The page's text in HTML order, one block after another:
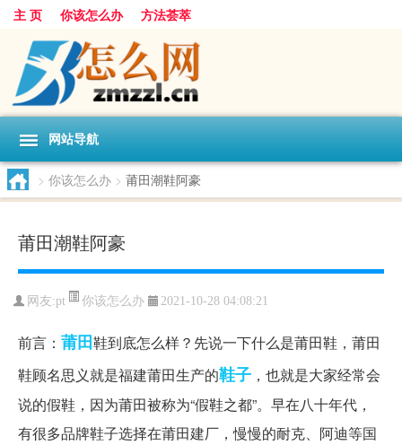
主 页 你该怎么办 方法荟萃
网站导航
> 你该怎么办 > 莆田潮鞋阿豪
莆田潮鞋阿豪
网友:pt 你该怎么办 2021-10-28 04:08:21
前言： 莆田鞋到底怎么样？先说一下什么是莆田鞋，莆田
鞋顾名思义就是福建莆田生产的鞋子 ，也就是大家经常会
说的假鞋，因为莆田被称为“假鞋之都”。早在八十年代，
有很多品牌鞋子选择在莆田建厂，慢慢的耐克、阿迪等国